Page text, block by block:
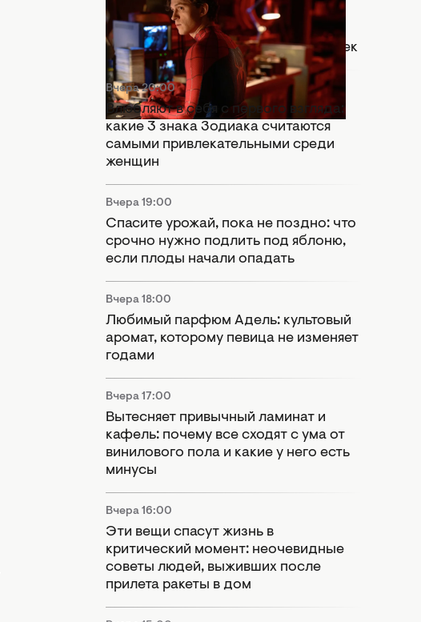
Что означает сцена после титров
"Человек-паук: Абсолютно новый
день": Marvel оставили важный намек
Вчера 20:00
Влюбляют в себя с первого взгляда:
какие 3 знака Зодиака считаются
самыми привлекательными среди
женщин
Вчера 19:00
Спасите урожай, пока не поздно: что
срочно нужно подлить под яблоню,
если плоды начали опадать
Вчера 18:00
Любимый парфюм Адель: культовый
аромат, которому певица не изменяет
годами
Вчера 17:00
Вытесняет привычный ламинат и
кафель: почему все сходят с ума от
винилового пола и какие у него есть
минусы
Вчера 16:00
Эти вещи спасут жизнь в
критический момент: неочевидные
советы людей, выживших после
прилета ракеты в дом